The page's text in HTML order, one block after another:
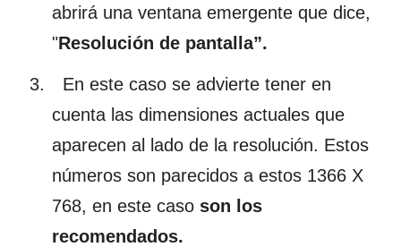
abrirá una ventana emergente que dice,
"Resolución de pantalla”.
En este caso se advierte tener en
cuenta las dimensiones actuales que
aparecen al lado de la resolución. Estos
números son parecidos a estos 1366 X
768, en este caso son los
recomendados.